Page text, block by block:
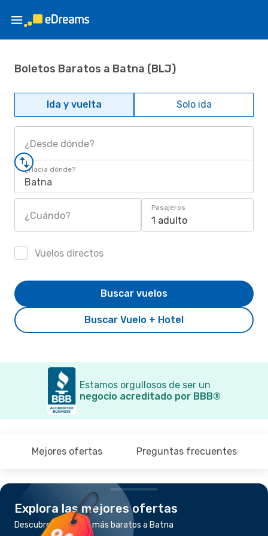
Boletos Baratos a Batna (BLJ)
Ida y vuelta Solo ida
¿Desde dónde?
¿Hacia dónde?
Batna
¿Cuándo?
Pasajeros
1 adulto
Vuelos directos
Buscar Vuelo + Hotel
Buscar vuelos
Estamos orgullosos de ser un
negocio acreditado por BBB®
Mejores ofertas Preguntas frecuentes
Explora las mejores ofertas
Descubre los vuelos más baratos a Batna